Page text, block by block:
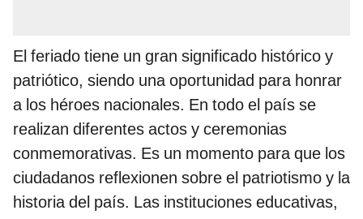
El feriado tiene un gran significado histórico y
patriótico, siendo una oportunidad para honrar
a los héroes nacionales. En todo el país se
realizan diferentes actos y ceremonias
conmemorativas. Es un momento para que los
ciudadanos reflexionen sobre el patriotismo y la
historia del país. Las instituciones educativas,